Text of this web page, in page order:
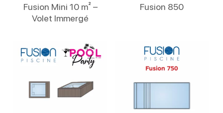
Fusion Mini 10 m² –
Volet Immergé
Fusion 850